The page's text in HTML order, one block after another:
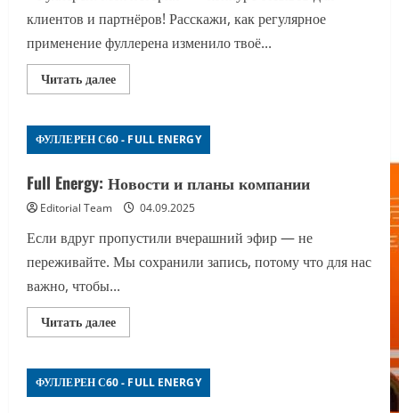
клиентов и партнёров! Расскажи, как регулярное
применение фуллерена изменило твоё...
Читать далееПрочитать
больше
отзывов
«Фуллерен.
Моя
ФУЛЛЕРЕН С60 - FULL ENERGY
Full Energy: Новости и планы компании
Editorial Team 04.09.2025
Если вдруг пропустили вчерашний эфир — не
переживайте. Мы сохранили запись, потому что для нас
важно, чтобы...
Читать далееПрочитать
больше
Energy:
Новости
и
ФУЛЛЕРЕН С60 - FULL ENERGY